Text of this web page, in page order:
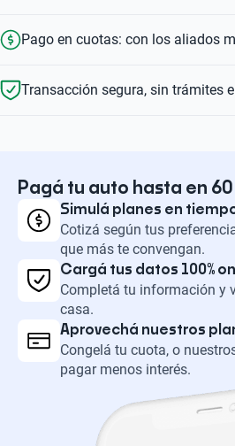
Pago en cuotas: con los aliados
Transacción segura, sin trámites
Pagá tu auto hasta en
Simulá planes en
Cotizá según tus
que más te convengan.
Cargá tus datos 100%
Completá tu información y
casa.
Aprovechá nuestros
Congelá tu cuota, o
pagar menos interés.